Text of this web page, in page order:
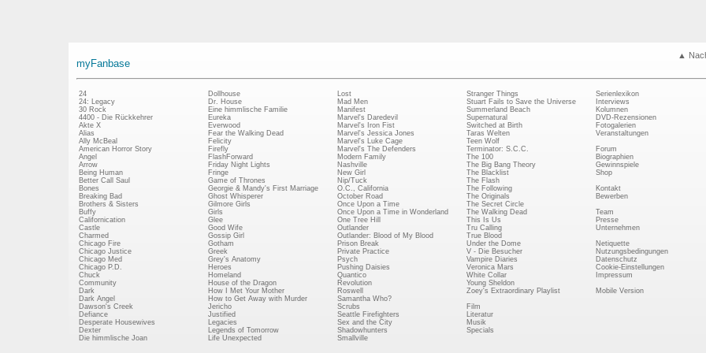
▲
myFanbase
24
24: Legacy
30 Rock
4400 - Die Rückkehrer
Akte X
Alias
Ally McBeal
American Horror Story
Angel
Arrow
Being Human
Better Call Saul
Bones
Breaking Bad
Brothers & Sisters
Buffy
Californication
Castle
Charmed
Chicago Fire
Chicago Justice
Chicago Med
Chicago P.D.
Chuck
Community
Dark
Dark Angel
Dawson's Creek
Defiance
Desperate Housewives
Dexter
Die himmlische Joan
Dollhouse
Dr. House
Eine himmlische Familie
Eureka
Everwood
Fear the Walking Dead
Felicity
Firefly
FlashForward
Friday Night Lights
Fringe
Game of Thrones
Georgie & Mandy's First Marriage
Ghost Whisperer
Gilmore Girls
Girls
Glee
Good Wife
Gossip Girl
Gotham
Greek
Grey's Anatomy
Heroes
Homeland
House of the Dragon
How I Met Your Mother
How to Get Away with Murder
Jericho
Justified
Legacies
Legends of Tomorrow
Life Unexpected
Lost
Mad Men
Manifest
Marvel's Daredevil
Marvel's Iron Fist
Marvel's Jessica Jones
Marvel's Luke Cage
Marvel's The Defenders
Modern Family
Nashville
New Girl
Nip/Tuck
O.C., California
October Road
Once Upon a Time
Once Upon a Time in Wonderland
One Tree Hill
Outlander
Outlander: Blood of My Blood
Prison Break
Private Practice
Psych
Pushing Daisies
Quantico
Revolution
Roswell
Samantha Who?
Scrubs
Seattle Firefighters
Sex and the City
Shadowhunters
Smallville
Stranger Things
Stuart Fails to Save the Universe
Summerland Beach
Supernatural
Switched at Birth
Taras Welten
Teen Wolf
Terminator: S.C.C.
The 100
The Big Bang Theory
The Blacklist
The Flash
The Following
The Originals
The Secret Circle
The Walking Dead
This Is Us
Tru Calling
True Blood
Under the Dome
V - Die Besucher
Vampire Diaries
Veronica Mars
White Collar
Young Sheldon
Zoey's Extraordinary Playlist
Film
Literatur
Musik
Specials
Serienlexikon
Interviews
Kolumnen
DVD-Rezensionen
Fotogalerien
Veranstaltungen
Forum
Biographien
Gewinnspiele
Shop
Kontakt
Bewerben
Team
Presse
Unternehmen
Netiquette
Nutzungsbedingungen
Datenschutz
Cookie-Einstellungen
Impressum
Mobile Version